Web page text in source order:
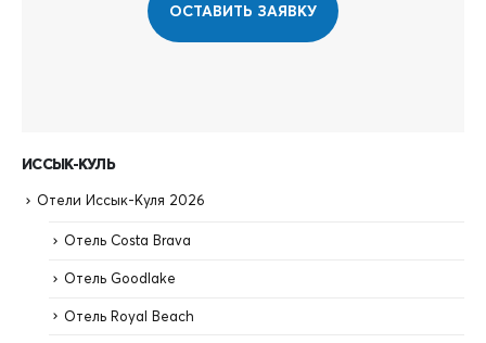
ОСТАВИТЬ ЗАЯВКУ
ИССЫК-КУЛЬ
Отели Иссык-Куля 2026
Отель Costa Brava
Отель Goodlake
Отель Royal Beach